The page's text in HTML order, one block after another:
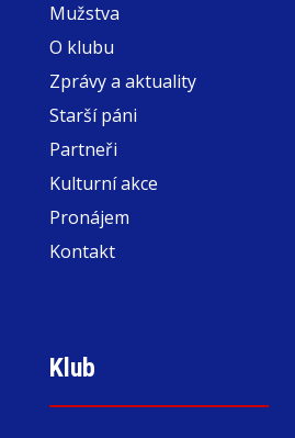
Mužstva
O klubu
Zprávy a aktuality
Starší páni
Partneři
Kulturní akce
Pronájem
Kontakt
Klub